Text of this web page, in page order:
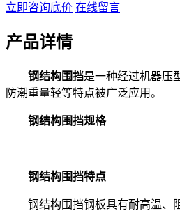
立即咨询底价 在线留言
产品详情
钢结构围挡是一种经过机器压
防潮重量轻等特点被广泛应用。
钢结构围挡规格
钢结构围挡特点
钢结构围挡钢板具有耐高温、阻